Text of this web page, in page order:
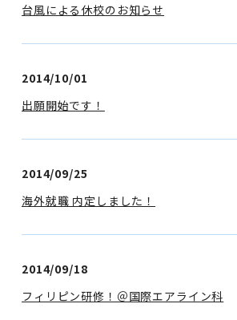
台風による休校のお知らせ
2014/10/01
出願開始です！
2014/09/25
海外就職 内定しました！
2014/09/18
フィリピン研修！＠国際エアライン科